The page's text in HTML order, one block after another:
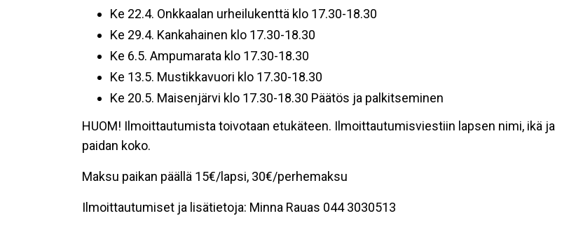
Ke 22.4. Onkkaalan urheilukenttä klo 17.30-18.30
Ke 29.4. Kankahainen klo 17.30-18.30
Ke 6.5. Ampumarata klo 17.30-18.30
Ke 13.5. Mustikkavuori klo 17.30-18.30
Ke 20.5. Maisenjärvi klo 17.30-18.30 Päätös ja palkitseminen
HUOM! Ilmoittautumista toivotaan etukäteen. Ilmoittautumisviestiin lapsen nimi, ikä ja
paidan koko.
Maksu paikan päällä 15€/lapsi, 30€/perhemaksu
Ilmoittautumiset ja lisätietoja: Minna Rauas 044 3030513